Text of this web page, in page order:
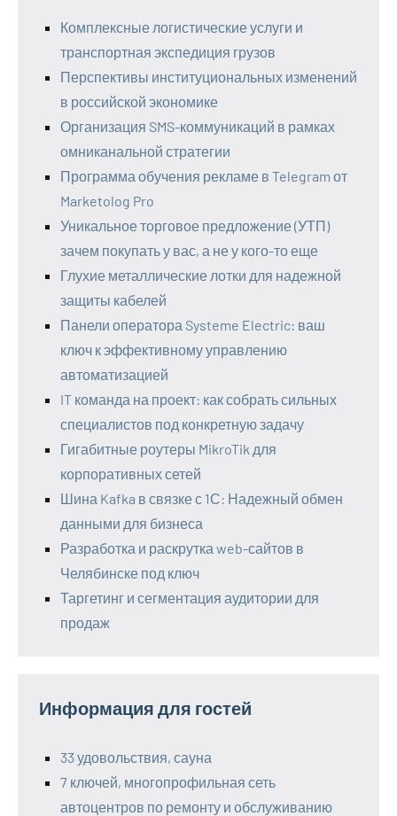
Комплексные логистические услуги и
транспортная экспедиция грузов
Перспективы институциональных изменений
в российской экономике
Организация SMS-коммуникаций в рамках
омниканальной стратегии
Программа обучения рекламе в Telegram от
Marketolog Pro
Уникальное торговое предложение (УТП)
зачем покупать у вас, а не у кого-то еще
Глухие металлические лотки для надежной
защиты кабелей
Панели оператора Systeme Electric: ваш
ключ к эффективному управлению
автоматизацией
IT команда на проект: как собрать сильных
специалистов под конкретную задачу
Гигабитные роутеры MikroTik для
корпоративных сетей
Шина Kafka в связке с 1С: Надежный обмен
данными для бизнеса
Разработка и раскрутка web-сайтов в
Челябинске под ключ
Таргетинг и сегментация аудитории для
продаж
Информация для гостей
33 удовольствия, сауна
7 ключей, многопрофильная сеть
автоцентров по ремонту и обслуживанию